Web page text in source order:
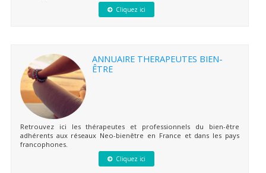
Cliquez ici
ANNUAIRE THERAPEUTES BIEN-
ÊTRE
Retrouvez ici les thérapeutes et professionnels du bien-être
adhérents aux réseaux Neo-bienêtre en France et dans les pays
francophones.
Cliquez ici